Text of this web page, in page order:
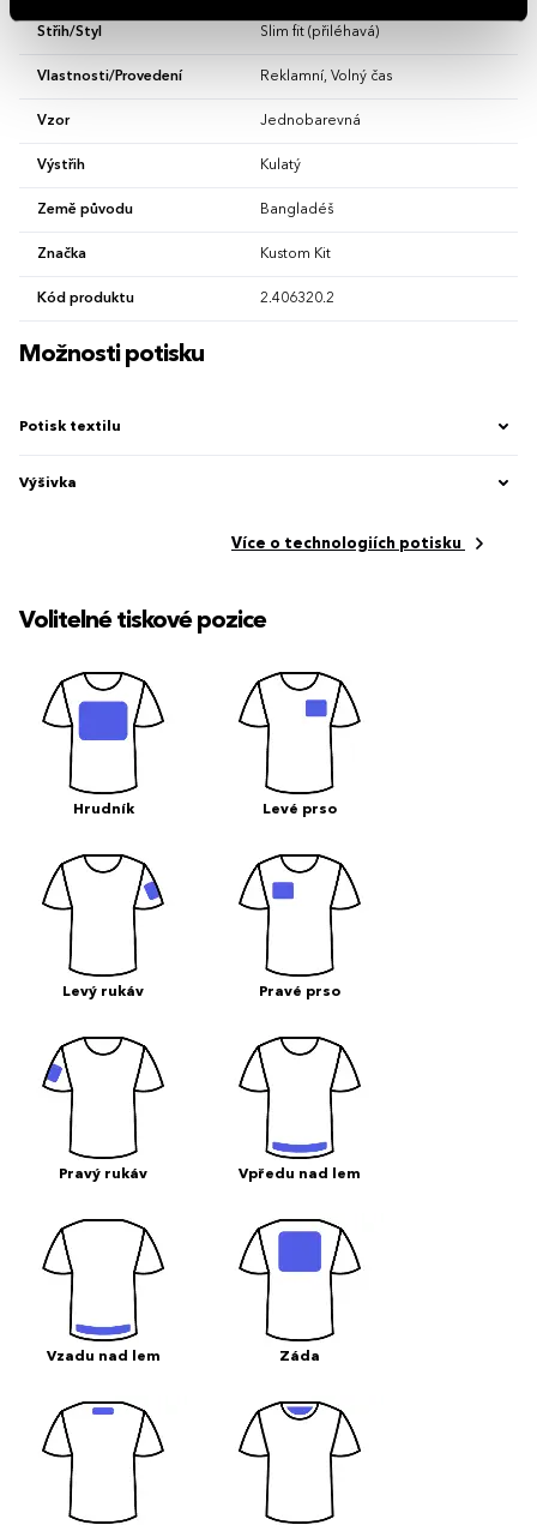
Střih/Styl Slim fit (přiléhavá)
Vlastnosti/Provedení Reklamní, Volný čas
Vzor Jednobarevná
Výstřih Kulatý
Země původu Bangladéš
Značka Kustom Kit
Kód produktu 2.406320.2
Možnosti potisku
Potisk textilu
Výšivka
Více o technologiích potisku
Volitelné tiskové pozice
Hrudník Levé prso
Levý rukáv Pravé prso
Pravý rukáv Vpředu nad lem
Vzadu nad lem Záda